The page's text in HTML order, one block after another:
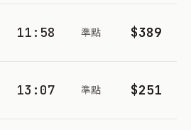
11:58 準點 $389
13:07 準點 $251